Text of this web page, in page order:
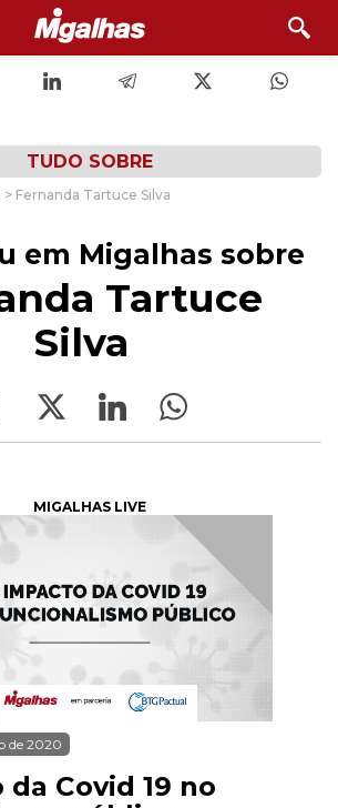
TUDO SOBRE
Fernanda Tartuce Silva
em Migalhas sobre
Tartuce
Silva
MIGALHAS LIVE
de 2020
Covid 19 no